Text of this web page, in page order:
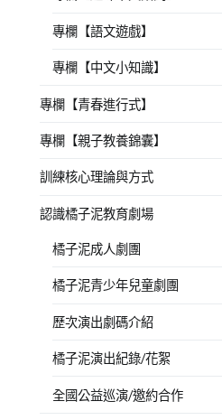
專欄【語文遊戲】
專欄【中文小知識】
專欄【青春進行式】
專欄【親子教養錦囊】
訓練核心理論與方式
認識橘子泥教育劇場
橘子泥成人劇團
橘子泥青少年兒童劇團
歷次演出劇碼介紹
橘子泥演出紀錄/花絮
全國公益巡演/邀約合作